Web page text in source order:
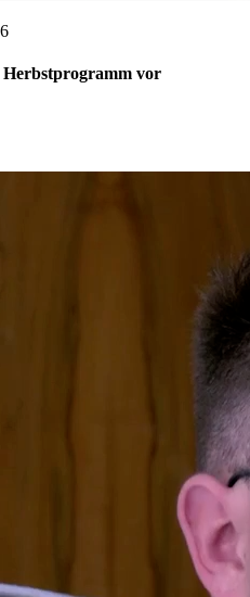
vor